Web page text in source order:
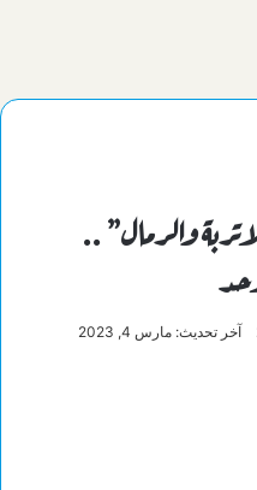
والرمال” ..
آخر تحديث: مارس 4, 2023